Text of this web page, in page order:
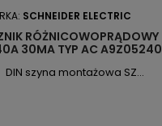
SCHNEIDER ELECTRIC
RÓŻNICOWOPRĄDOWY
30MA TYP AC A9Z05240
DIN szyna montażowa SZ...